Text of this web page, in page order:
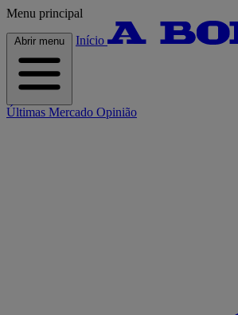
Menu principal
Abrir menu Início
Últimas Mercado Opinião